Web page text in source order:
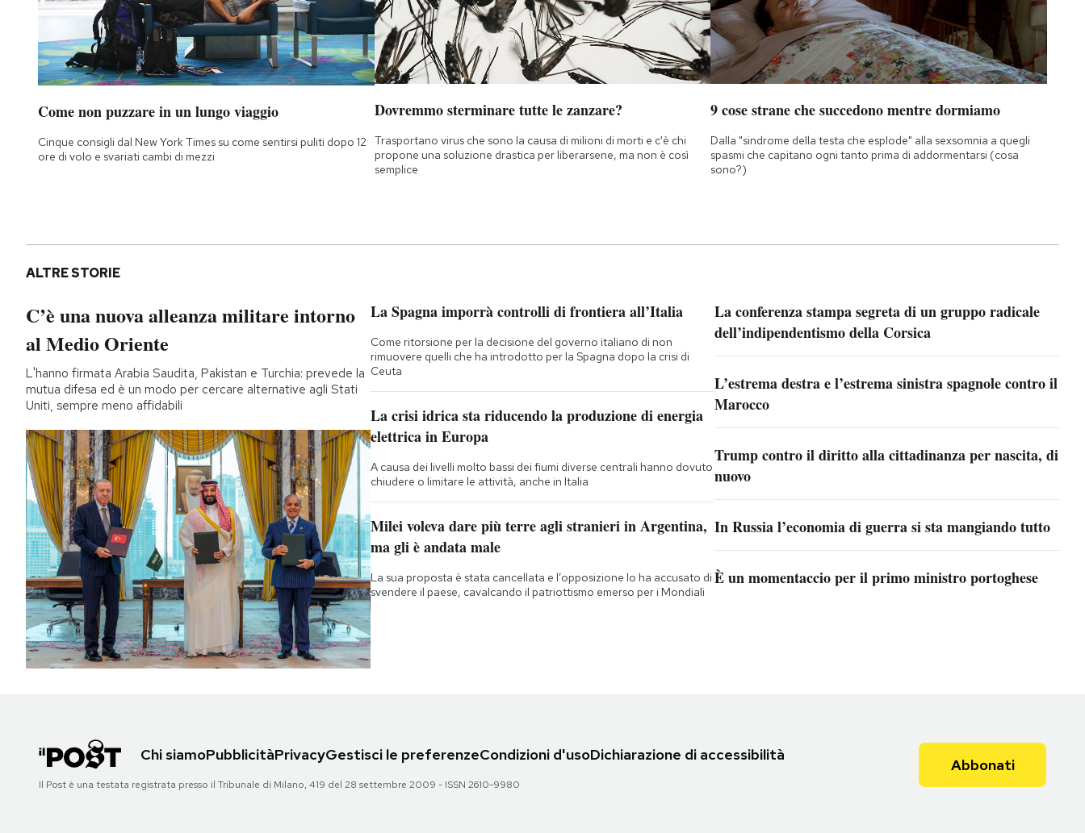
Come non puzzare in un lungo viaggio
Cinque consigli dal New York Times su come sentirsi puliti dopo 12
ore di volo e svariati cambi di mezzi
Dovremmo sterminare tutte le zanzare?
Trasportano virus che sono la causa di milioni di morti e c'è chi
propone una soluzione drastica per liberarsene, ma non è così
semplice
9 cose strane che succedono mentre dormiamo
Dalla "sindrome della testa che esplode" alla sexsomnia a quegli
spasmi che capitano ogni tanto prima di addormentarsi (cosa
sono?)
ALTRE STORIE
C’è una nuova alleanza militare intorno
al Medio Oriente
L'hanno firmata Arabia Saudita, Pakistan e Turchia: prevede la
mutua difesa ed è un modo per cercare alternative agli Stati
Uniti, sempre meno affidabili
La Spagna imporrà controlli di frontiera all’Italia
Come ritorsione per la decisione del governo italiano di non
rimuovere quelli che ha introdotto per la Spagna dopo la crisi di
Ceuta
La crisi idrica sta riducendo la produzione di energia
elettrica in Europa
A causa dei livelli molto bassi dei fiumi diverse centrali hanno dovuto
chiudere o limitare le attività, anche in Italia
Milei voleva dare più terre agli stranieri in Argentina,
ma gli è andata male
La sua proposta è stata cancellata e l’opposizione lo ha accusato di
svendere il paese, cavalcando il patriottismo emerso per i Mondiali
La conferenza stampa segreta di un gruppo radicale
dell’indipendentismo della Corsica
L’estrema destra e l’estrema sinistra spagnole contro il
Marocco
Trump contro il diritto alla cittadinanza per nascita, di
nuovo
In Russia l’economia di guerra si sta mangiando tutto
È un momentaccio per il primo ministro portoghese
Chi siamoPubblicitàPrivacyGestisci le preferenzeCondizioni d'usoDichiarazione di accessibilità
Il Post è una testata registrata presso il Tribunale di Milano, 419 del 28 settembre 2009 - ISSN 2610-9980
Abbonati